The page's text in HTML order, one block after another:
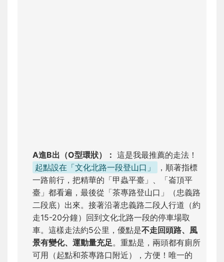
A進B出（O型環狀）： 這是我最推薦的走法！
起點設在「文化北路一段登山口」
，順著指標
一路前行，把精華的「甲蟲平臺」、「崙頂平
臺」都看遍，最後從「茶專路登山口」（忠義路
二段底）出來。接著沿著忠義路二段人行道（約
走15-20分鐘）回到文化北路一段的停車場取
車。這樣走法約5公里，優點是不走回頭路、風
景有變化、運動量充足。重點是，兩頭都有廁所
可用（起點和茶專路口附近），方便！唯一的